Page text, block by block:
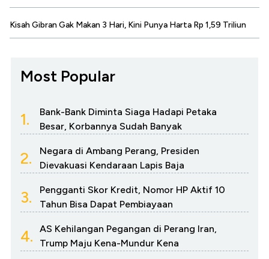
Kisah Gibran Gak Makan 3 Hari, Kini Punya Harta Rp 1,59 Triliun
Most Popular
1.
Bank-Bank Diminta Siaga Hadapi Petaka
Besar, Korbannya Sudah Banyak
2.
Negara di Ambang Perang, Presiden
Dievakuasi Kendaraan Lapis Baja
3.
Pengganti Skor Kredit, Nomor HP Aktif 10
Tahun Bisa Dapat Pembiayaan
4.
AS Kehilangan Pegangan di Perang Iran,
Trump Maju Kena-Mundur Kena